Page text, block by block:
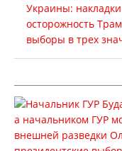
Украины:
осторожность
выборы в трех